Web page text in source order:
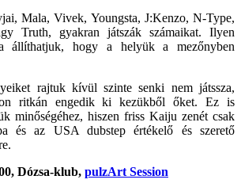
Mala, Vivek, Youngsta, J:Kenzo, N-Type,
Truth, gyakran játszák számaikat. Ilyen
állíthatjuk, hogy a helyük a mezőnyben
rajtuk kívül szinte senki nem játssza,
ritkán engedik ki kezükből őket. Ez is
minőségéhez, hiszen friss Kaiju zenét csak
és az USA dubstep értékelő és szerető
Dózsa-klub, pulzArt Session